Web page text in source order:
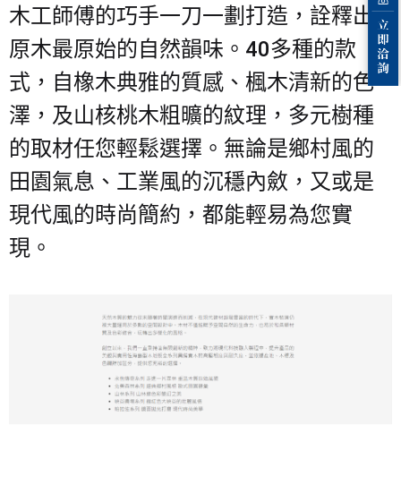
木工師傅的巧手一刀一劃打造，詮釋出
原木最原始的自然韻味。40多種的款
式，自橡木典雅的質感、楓木清新的色
澤，及山核桃木粗曠的紋理，多元樹種
的取材任您輕鬆選擇。無論是鄉村風的
田園氣息、工業風的沉穩內斂，又或是
現代風的時尚簡約，都能輕易為您實
現。